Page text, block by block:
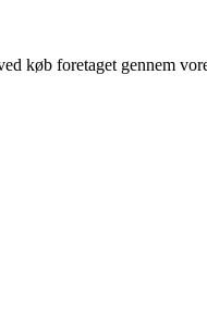
køb foretaget gennem